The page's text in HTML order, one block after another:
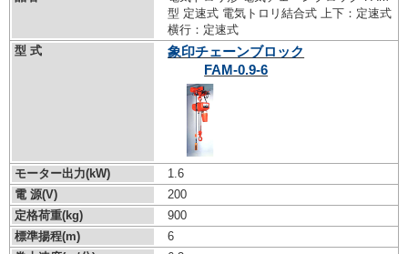
型 定速式 電気トロリ結合式 上下：定速式
横行：定速式
型 式
象印チェーンブロック
FAM-0.9-6
モーター出力(kW)
1.6
電 源(V)
200
定格荷重(kg)
900
標準揚程(m)
6